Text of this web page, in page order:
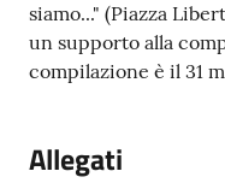
siamo..." (Piazza
un supporto alla
compilazione è il 31
Allegati